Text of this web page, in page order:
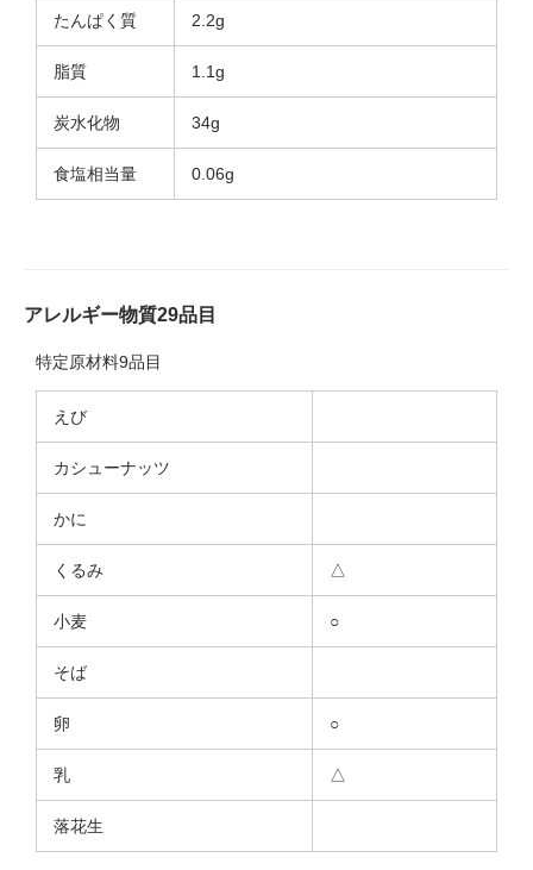
たんぱく質 2.2g
脂質 1.1g
炭水化物 34g
食塩相当量 0.06g
アレルギー物質29品目
特定原材料9品目
えび
カシューナッツ
かに
くるみ △
小麦 ○
そば
卵 ○
乳 △
落花生